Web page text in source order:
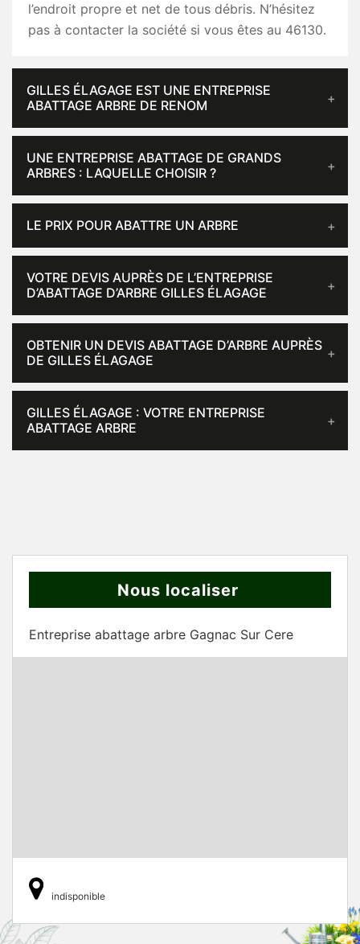
l’endroit propre et net de tous débris. N’hésitez
pas à contacter la société si vous êtes au 46130.
GILLES ÉLAGAGE EST UNE ENTREPRISE
ABATTAGE ARBRE DE RENOM
UNE ENTREPRISE ABATTAGE DE GRANDS
ARBRES : LAQUELLE CHOISIR ?
LE PRIX POUR ABATTRE UN ARBRE
VOTRE DEVIS AUPRÈS DE L’ENTREPRISE
D’ABATTAGE D’ARBRE GILLES ÉLAGAGE
OBTENIR UN DEVIS ABATTAGE D’ARBRE AUPRÈS
DE GILLES ÉLAGAGE
GILLES ÉLAGAGE : VOTRE ENTREPRISE
ABATTAGE ARBRE
Nous localiser
Entreprise abattage arbre Gagnac Sur Cere
indisponible